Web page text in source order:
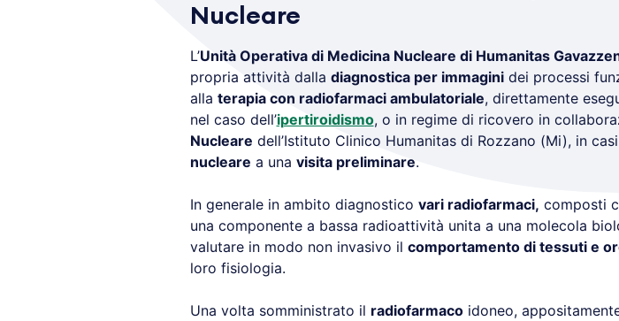
Nucleare
L’Unità Operativa di Medicina Nucleare di Humanitas
propria attività dalla diagnostica per immaginidei processi
alla terapia con radiofarmaci ambulatoriale, direttamente
nel caso dell’ipertiroidismo, o in regime di ricovero in
Nucleare dell’Istituto Clinico Humanitas di Rozzano (Mi), in
nucleare a una visita preliminare.
In generale in ambito diagnostico vari radiofarmaci, composti
una componente a bassa radioattività unita a una molecola
valutare in modo non invasivo il comportamento di tessuti e
loro fisiologia.
Una volta somministrato il radiofarmacoidoneo,